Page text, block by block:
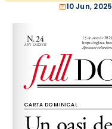
10 Jun, 2025